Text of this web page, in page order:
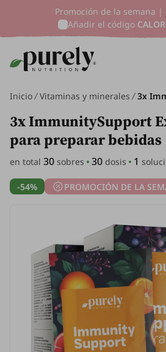
Promoción de la semana |
Añadir el código
Inicio Vitaminas y minerales
3x ImmunitySupport
para preparar bebidas
en total 30 sobres 30 dosis 1
-54% PROMOCIÓN DE LA